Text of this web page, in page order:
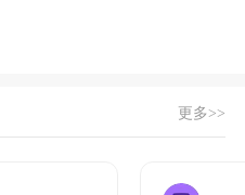
更多>>